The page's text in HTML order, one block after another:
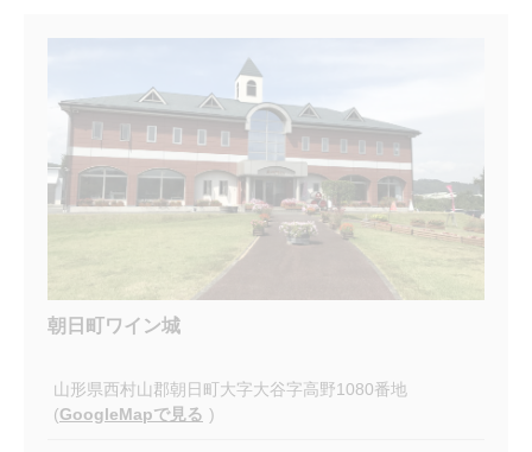
朝日町ワイン城
山形県西村山郡朝日町大字大谷字高野1080番地
(GoogleMapで見る )